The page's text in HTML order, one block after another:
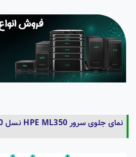
نمای جلوی سرور HPE ML350 نسل 10 با شاسی SFF